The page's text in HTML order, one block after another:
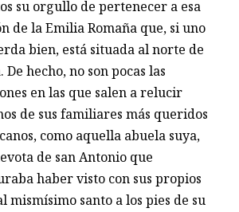
su orgullo de pertenecer a esa
de la Emilia Romaña que, si uno
bien, está situada al norte de
De hecho, no son pocas las
en las que salen a relucir
de sus familiares más queridos
como aquella abuela suya,
de san Antonio que
haber visto con sus propios
mismísimo santo a los pies de su